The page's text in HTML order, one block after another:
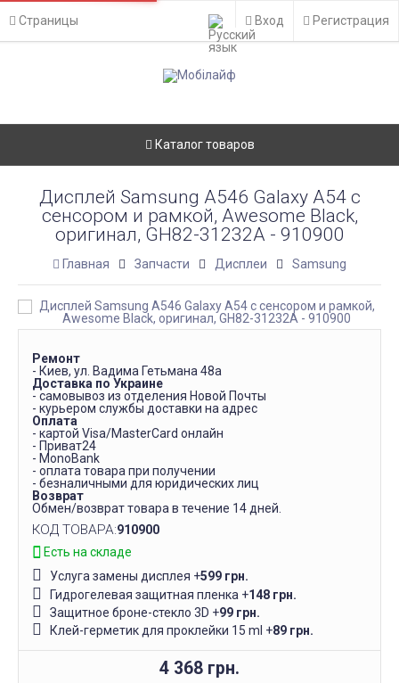
Страницы Вход Регистрация
Каталог товаров
Дисплей Samsung A546 Galaxy A54 с
сенсором и рамкой, Awesome Black,
оригинал, GH82-31232A - 910900
Главная Запчасти Дисплеи Samsung
Ремонт
- Киев, ул. Вадима Гетьмана 48а
Доставка по Украине
- самовывоз из отделения Новой Почты
- курьером службы доставки на адрес
Оплата
- картой Visa/MasterCard онлайн
- Приват24
- MonoBank
- оплата товара при получении
- безналичными для юридических лиц
Возврат
Обмен/возврат товара в течение 14 дней.
КОД ТОВАРА:910900
Есть на складе
Услуга замены дисплея +599 грн.
Гидрогелевая защитная пленка +148 грн.
Защитное броне-стекло 3D +99 грн.
Клей-герметик для проклейки 15 ml +89 грн.
4 368 грн.